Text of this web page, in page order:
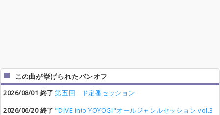
この曲が挙げられたバンオフ
2026/08/01 終了 第五回 ド定番セッション
2026/06/20 終了 "DIVE into YOYOGI"オールジャンルセッション vol.3